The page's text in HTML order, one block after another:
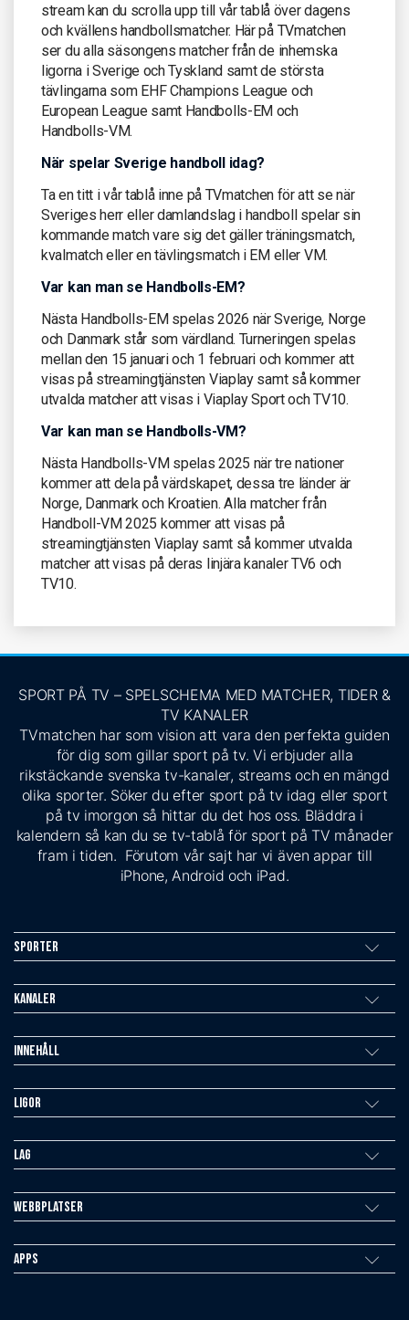
stream kan du scrolla upp till vår tablå över dagens
och kvällens handbollsmatcher. Här på TVmatchen
ser du alla säsongens matcher från de inhemska
ligorna i Sverige och Tyskland samt de största
tävlingarna som EHF Champions League och
European League samt Handbolls-EM och
Handbolls-VM.
När spelar Sverige handboll idag?
Ta en titt i vår tablå inne på TVmatchen för att se när
Sveriges herr eller damlandslag i handboll spelar sin
kommande match vare sig det gäller träningsmatch,
kvalmatch eller en tävlingsmatch i EM eller VM.
Var kan man se Handbolls-EM?
Nästa Handbolls-EM spelas 2026 när Sverige, Norge
och Danmark står som värdland. Turneringen spelas
mellan den 15 januari och 1 februari och kommer att
visas på streamingtjänsten Viaplay samt så kommer
utvalda matcher att visas i Viaplay Sport och TV10.
Var kan man se Handbolls-VM?
Nästa Handbolls-VM spelas 2025 när tre nationer
kommer att dela på värdskapet, dessa tre länder är
Norge, Danmark och Kroatien. Alla matcher från
Handboll-VM 2025 kommer att visas på
streamingtjänsten Viaplay samt så kommer utvalda
matcher att visas på deras linjära kanaler TV6 och
TV10.
SPORT PÅ TV – SPELSCHEMA MED MATCHER, TIDER &
TV KANALER
TVmatchen har som vision att vara den perfekta guiden
för dig som gillar sport på tv. Vi erbjuder alla
rikstäckande svenska tv-kanaler, streams och en mängd
olika sporter. Söker du efter sport på tv idag eller sport
på tv imorgon så hittar du det hos oss. Bläddra i
kalendern så kan du se tv-tablå för sport på TV månader
fram i tiden. Förutom vår sajt har vi även appar till
iPhone, Android och iPad.
Sporter
Kanaler
Innehåll
Ligor
Lag
Webbplatser
Apps